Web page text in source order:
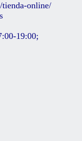
tienda-online/
19:00;